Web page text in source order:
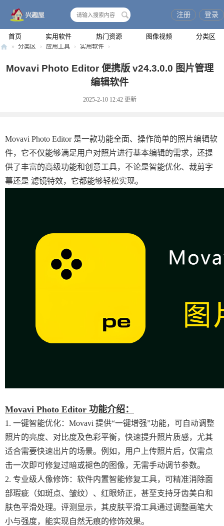
首页 实用软件 热门资源 图像视频 分类区
注册 登录
» 分类区 › 应用工具 › 实用软件 ›
Movavi Photo Editor 便携版 v24.3.0.0 图片管理
编辑软件
2025-2-10 12:42 更新
Movavi Photo Editor 是一款功能全面、操作简单的照片编辑软
件，它不仅能够满足用户对照片进行基本编辑的需求，还提
供了丰富的高级功能和创意工具，不论是智能优化、裁剪字
幕还是 滤镜特效，它都能够轻松实现。
Movavi Photo Editor 功能介绍：
1. 一键智能优化：Movavi 提供“一键增强”功能，可自动调整
照片的亮度、对比度及色彩平衡，快速提升照片质感，尤其
适合需要快速出片的场景。例如，用户上传照片后，仅需点
击一次即可修复过暗或褪色的图像，无需手动调节参数。
2. 专业级人像修饰：软件内置智能修复工具，可精准消除面
部瑕疵（如斑点、皱纹）、红眼矫正，甚至支持牙齿美白和
肤色平滑处理。评测显示，其皮肤平滑工具通过调整画笔大
小与强度，能实现自然无痕的修饰效果。